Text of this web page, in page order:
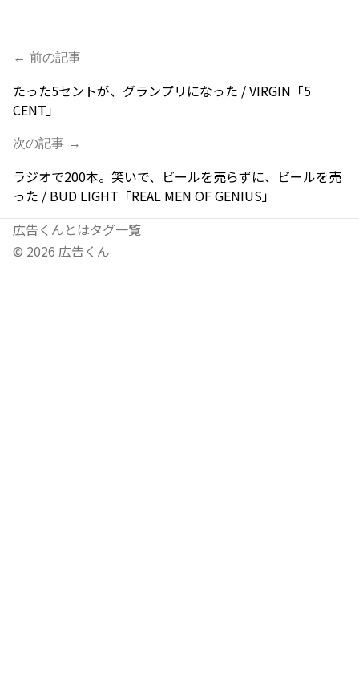
← 前の記事
たった5セントが、グランプリになった / VIRGIN「5
CENT」
次の記事 →
ラジオで200本。笑いで、ビールを売らずに、ビールを売
った / BUD LIGHT「REAL MEN OF GENIUS」
広告くんとはタグ一覧
© 2026 広告くん